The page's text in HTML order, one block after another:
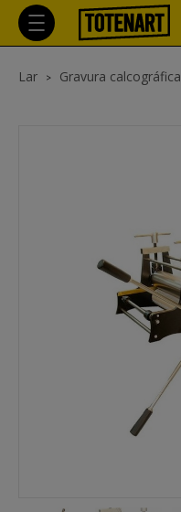
Lar Gravura calcográfica